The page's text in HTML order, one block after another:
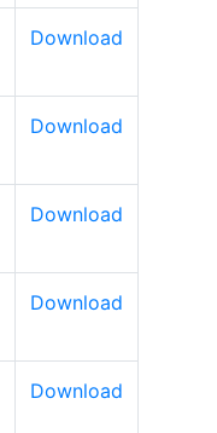
Download
Download
Download
Download
Download